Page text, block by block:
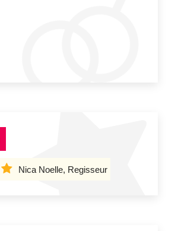
Nica Noelle, Regisseur